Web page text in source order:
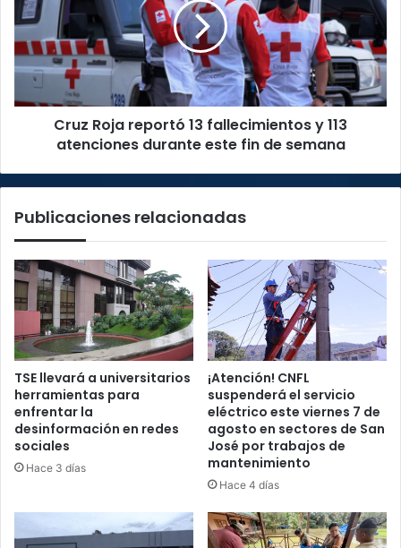
13
fallecimientos
113
atenciones
durante
Cruz Roja reportó 13 fallecimientos y 113
atenciones durante este fin de semana
Publicaciones relacionadas
TSE llevará a universitarios
herramientas para
enfrentar la
desinformación en redes
sociales
Hace 3 días
¡Atención! CNFL
suspenderá el servicio
eléctrico este viernes 7 de
agosto en sectores de San
José por trabajos de
mantenimiento
Hace 4 días